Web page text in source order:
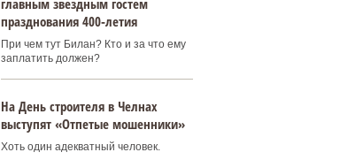
главным звездным гостем
празднования 400‑летия
При чем тут Билан? Кто и за что ему
заплатить должен?
На День строителя в Челнах
выступят «Отпетые мошенники»
Хоть один адекватный человек.